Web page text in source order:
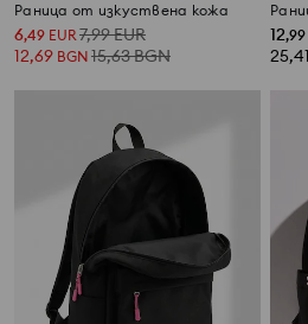
Раница от изкуствена кожа
6,49 EUR7,99EUR
12,69 BGN 15,63BGN
12,99
25,41